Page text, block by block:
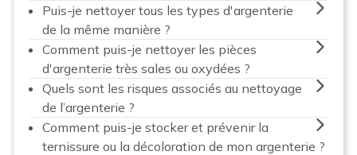
Puis-je nettoyer tous les types d'argenterie
de la même manière ?
Comment puis-je nettoyer les pièces
d'argenterie très sales ou oxydées ?
Quels sont les risques associés au nettoyage
de l’argenterie ?
Comment puis-je stocker et prévenir la
ternissure ou la décoloration de mon argenterie ?